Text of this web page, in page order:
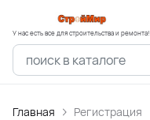
У нас есть все для строительства и ремонта!
Главная Регистрация